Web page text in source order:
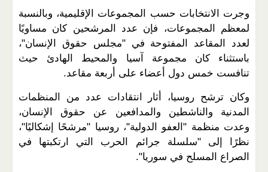
وجرت الانتخابات حسب المجموعات الإقليمية، وبالنسبة
لمعظم المجموعات، فإن عدد المرشحين كان مساويًا
لعدد المقاعد المفتوحة في "مجلس حقوق الإنسان"،
باستثناء كان مجموعة آسيا والمحيط الهادئ حيث
تنافست خمس دول أعضاء على أربعة مقاعد.
وكان ترشح روسيا، أثار انتقادات عدد من المنظمات
المدنية والناشطين والمدافعين عن حقوق الإنسان،
وعدت منظمة "العفو الدولية"، روسيا "مرشحًا إشكاليًا"،
نظرًا إلى "سلسلة جرائم الحرب التي ارتكبتها في
الصراع المسلح في سوريا".